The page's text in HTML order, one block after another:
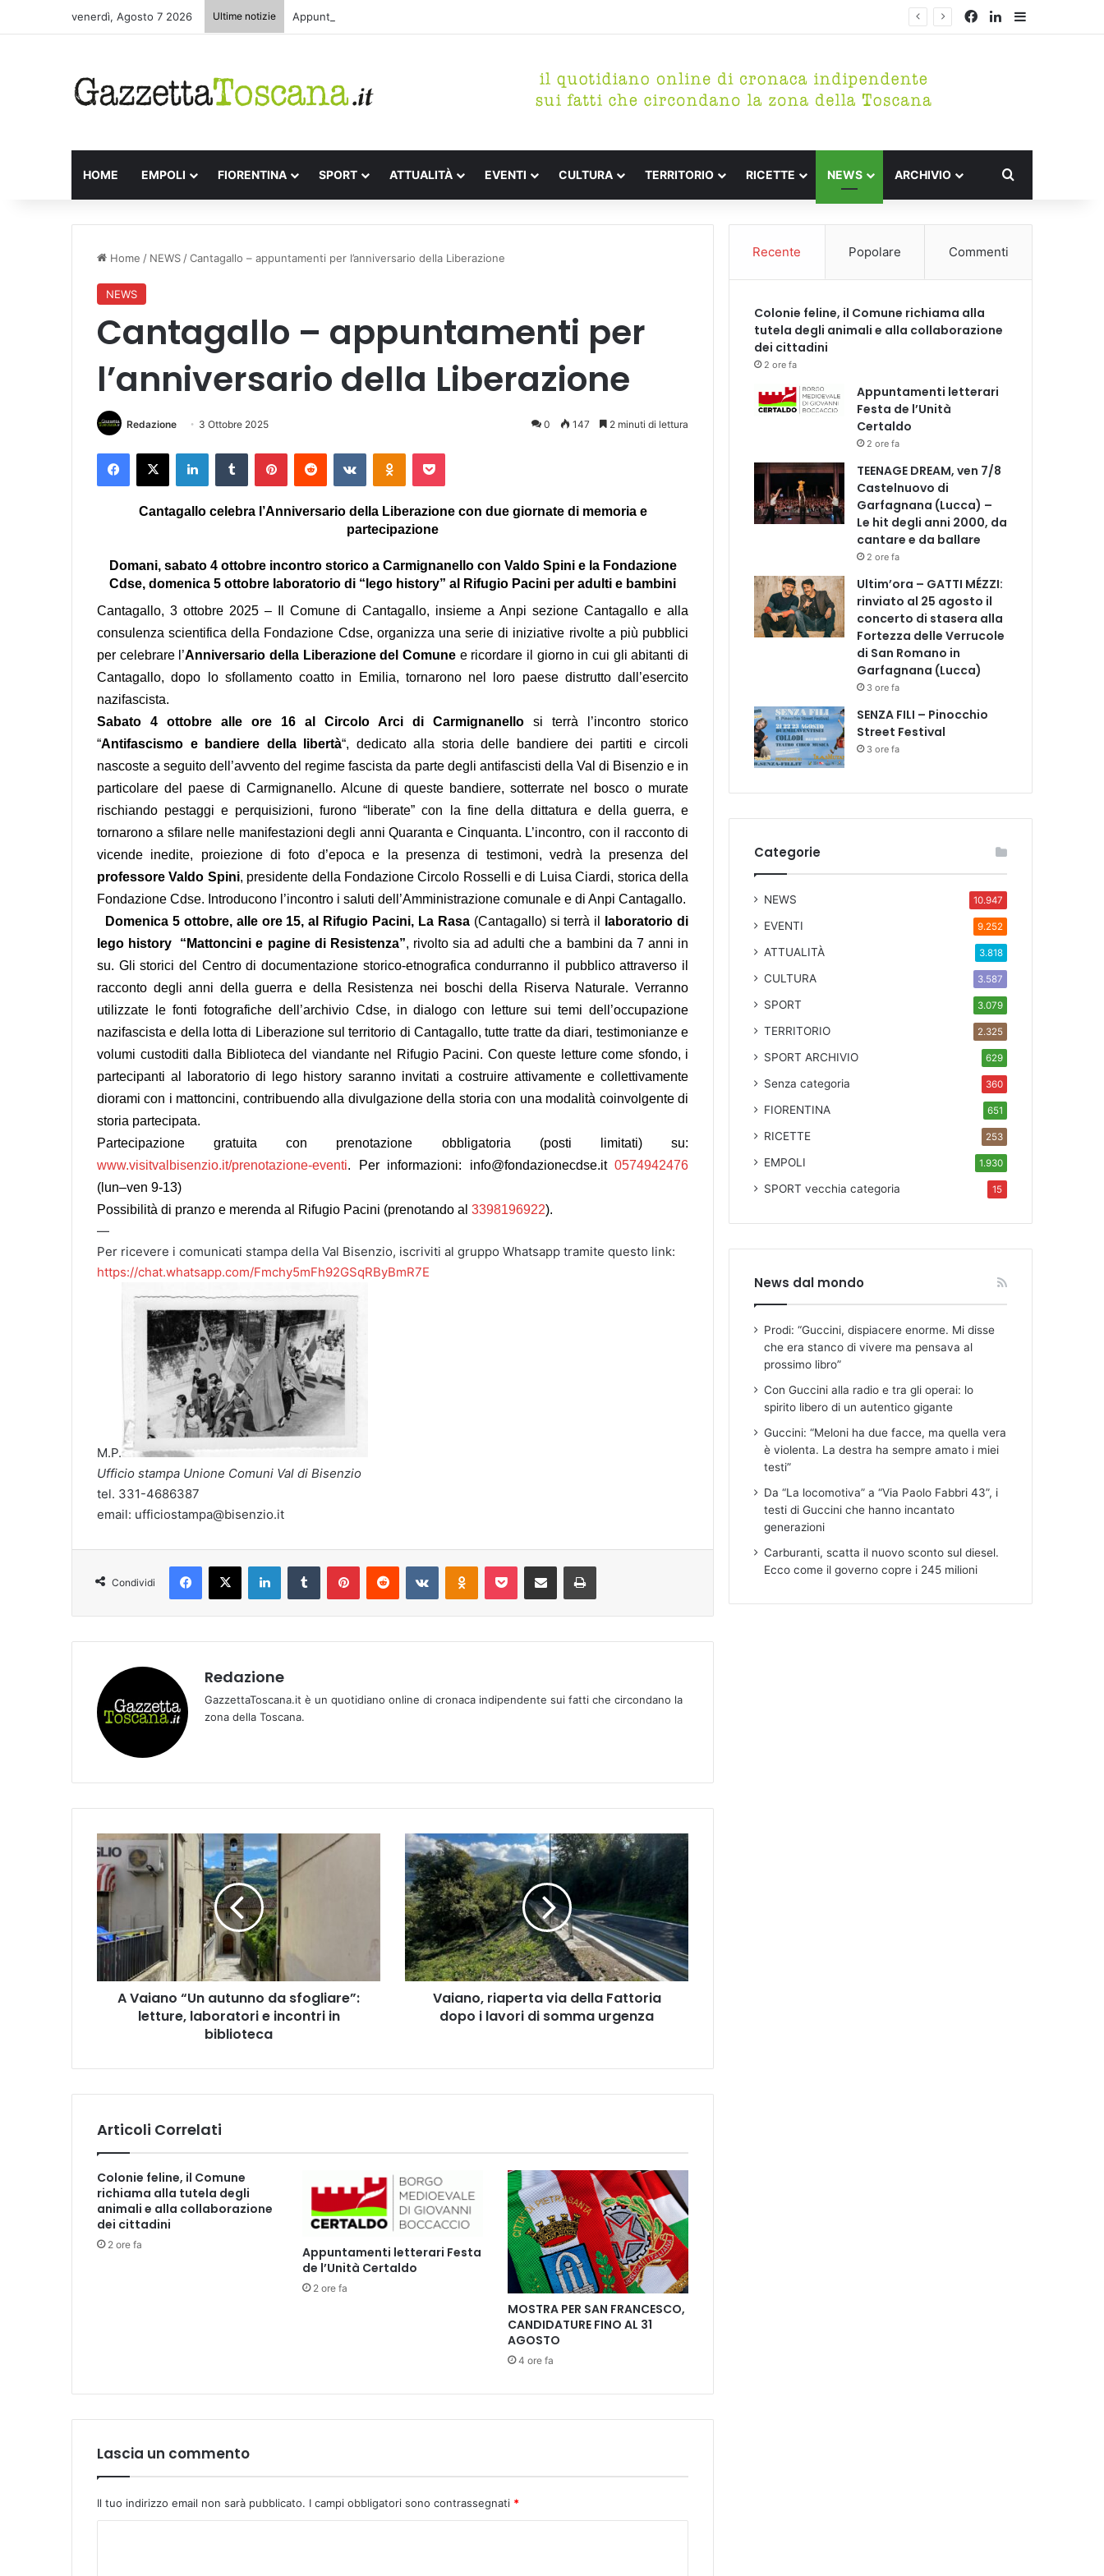
venerdì, Agosto 7 2026 Ultime notizie Appuntamenti letterari Festa de l’Unità Certaldo Facebook
LinkedIn
HOME EMPOLI FIORENTINA SPORT ATTUALITÀ EVENTI CULTURA TERRITORIO RICETTE NEWS ARCHIVIO
Home / NEWS /Cantagallo – appuntamenti per l’anniversario della Liberazione
NEWS
Cantagallo – appuntamenti per
l’anniversario della Liberazione
Redazione 3 Ottobre 2025 0 147 2 minuti di lettura
Cantagallocelebra l’Anniversario della Liberazione con due giornate di memoria e
partecipazione
Domani, sabato 4 ottobre incontro storico a Carmignanello con Valdo Spini e la Fondazione
Cdse, domenica 5 ottobre laboratorio di “lego history” al Rifugio Pacini per adulti e bambini
Cantagallo, 3 ottobre 2025 – Il Comune di Cantagallo, insieme a Anpi sezione Cantagallo e alla
consulenza scientifica della Fondazione Cdse, organizza una serie di iniziative rivolte a più pubblici
per celebrare l’Anniversario della Liberazione del Comune e ricordare il giorno in cui gli abitanti di
Cantagallo, dopo lo sfollamento coatto in Emilia, tornarono nel loro paese distrutto dall’esercito
nazifascista.
Sabato 4 ottobre alle ore 16 al Circolo Arci di Carmignanello si terrà l’incontro storico
“Antifascismo e bandiere della libertà“, dedicato alla storia delle bandiere dei partiti e circoli
nascoste a seguito dell’avvento del regime fascista da parte degli antifascisti della Val di Bisenzio e in
particolare del paese di Carmignanello. Alcune di queste bandiere, sotterrate nel bosco o murate
rischiando pestaggi e perquisizioni, furono “liberate” con la fine della dittatura e della guerra, e
tornarono a sfilare nelle manifestazioni degli anni Quaranta e Cinquanta. L’incontro, con il racconto di
vicende inedite, proiezione di foto d’epoca e la presenza di testimoni, vedrà la presenza del
professore Valdo Spini, presidente della Fondazione Circolo Rosselli e di Luisa Ciardi, storica della
Fondazione Cdse. Introducono l’incontro i saluti dell’Amministrazione comunale e di Anpi Cantagallo.
Domenica 5 ottobre, alle ore 15, al Rifugio Pacini, La Rasa(Cantagallo) si terrà il
laboratorio di
lego history “Mattoncini e pagine di Resistenza”, rivolto sia ad adulti che a bambini da 7 anni in
su. Gli storici del Centro di documentazione storico-etnografica condurranno il pubblico attraverso il
racconto degli anni della guerra e della Resistenza nei boschi della Riserva Naturale. Verranno
utilizzate le fonti fotografiche dell’archivio Cdse, in dialogo con letture sui temi dell’occupazione
nazifascista e della lotta di Liberazione sul territorio di Cantagallo, tutte tratte da diari, testimonianze e
volumi custoditi dalla Biblioteca del viandante nel Rifugio Pacini. Con queste letture come sfondo, i
partecipanti al laboratorio di lego history saranno invitati a costruire attivamente e collettivamente
diorami con i mattoncini, contribuendo alla divulgazione della storia con una modalità coinvolgente di
storia partecipata.
Partecipazione gratuita con prenotazione obbligatoria (posti limitati) su:
www.visitvalbisenzio.it/prenotazione-eventi. Per informazioni: info@fondazionecdse.it 0574942476
( lun–ven 9-13)
Possibilità di pranzo e merenda al Rifugio Pacini (prenotando al 3398196922).
—
Per ricevere i comunicati stampa della Val Bisenzio, iscriviti al gruppo Whatsapp tramite questo link:
https://chat.whatsapp.com/Fmchy5mFh92GSqRByBmR7E
M.P.
Ufficio stampa Unione Comuni Val di Bisenzio
tel. 331-4686387
email: ufficiostampa@bisenzio.it
Condividi
Redazione
GazzettaToscana.it è un quotidiano online di cronaca indipendente sui fatti che circondano la
zona della Toscana.
A
V
a
i
n
o
U
u
d
a
o
g
l
t
e
,
l
A Vaiano “Un autunno da sfogliare”:
letture, laboratori e incontri in
biblioteca
V
a
i
a
n
o
,
r
i
t
d
l
l
a
a
t
o
a
Vaiano, riaperta via della Fattoria
dopo i lavori di somma urgenza
Articoli Correlati
Colonie feline, il Comune
richiama alla tutela degli
animali e alla collaborazione
dei cittadini
2 ore fa
Appuntamenti letterari Festa
de l’Unità Certaldo
2 ore fa
MOSTRA PER SAN FRANCESCO,
CANDIDATURE FINO AL 31
AGOSTO
4 ore fa
Lascia un commento
Il tuo indirizzo email non sarà pubblicato. I campi obbligatori sono contrassegnati *
Recente Popolare Commenti
Colonie feline, il Comune richiama alla
tutela degli animali e alla collaborazione
dei cittadini
2 ore fa
Appuntamenti letterari
Festa de l’Unità
Certaldo
2 ore fa
TEENAGE DREAM, ven 7/8
Castelnuovo di
Garfagnana (Lucca) –
Le hit degli anni 2000, da
cantare e da ballare
2 ore fa
Ultim’ora – GATTI MÉZZI:
rinviato al 25 agosto il
concerto di stasera alla
Fortezza delle Verrucole
di San Romano in
Garfagnana (Lucca)
3 ore fa
SENZA FILI – Pinocchio
Street Festival
3 ore fa
Categorie
NEWS 10.947
EVENTI 9.252
ATTUALITÀ 3.818
CULTURA 3.587
SPORT 3.079
TERRITORIO 2.325
SPORT ARCHIVIO 629
Senza categoria 360
FIORENTINA 651
RICETTE 253
EMPOLI 1.930
SPORTvecchia categoria 15
News dal mondo
Prodi: “Guccini, dispiacere enorme. Mi disse
che era stanco di vivere ma pensava al
prossimo libro”
Con Guccini alla radio e tra gli operai: lo
spirito libero di un autentico gigante
Guccini: “Meloni ha due facce, ma quella vera
è violenta. La destra ha sempre amato i miei
testi”
Da “La locomotiva” a “Via Paolo Fabbri 43”, i
testi di Guccini che hanno incantato
generazioni
Carburanti, scatta il nuovo sconto sul diesel.
Ecco come il governo copre i 245 milioni